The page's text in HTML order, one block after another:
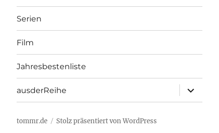
Serien
Film
Jahresbestenliste
ausderReihe
öffnen
tommr.de Stolz präsentiert von WordPress